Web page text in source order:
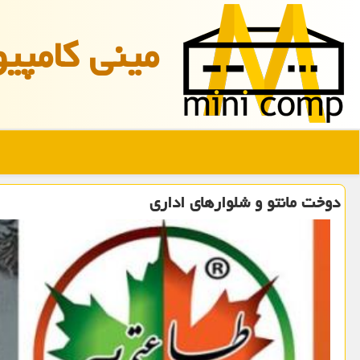
مینی
دوخت مانتو و شلوارهای اداری